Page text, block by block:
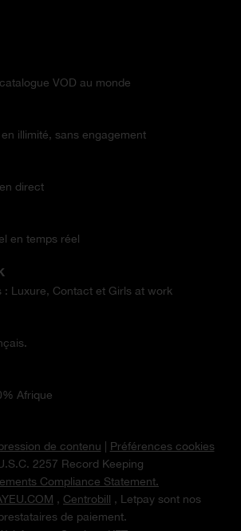
VOD au monde
illimité, sans engagement
direct
en temps réel
: Luxure, Contact et Girls at work
Afrique
de contenu | Préférences cookies
2257 Record Keeping
Compliance Statement.
, Centrobill , Letpay sont nos
de paiement.